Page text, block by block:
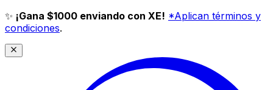
✨ ¡Gana $1000 enviando con XE! *Aplican términos y
condiciones.